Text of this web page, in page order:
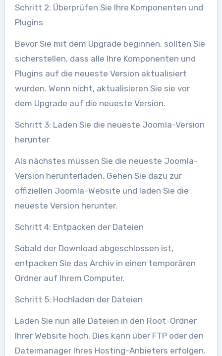
Schritt 2: Überprüfen Sie Ihre Komponenten und
Plugins
Bevor Sie mit dem Upgrade beginnen, sollten Sie
sicherstellen, dass alle Ihre Komponenten und
Plugins auf die neueste Version aktualisiert
wurden. Wenn nicht, aktualisieren Sie sie vor
dem Upgrade auf die neueste Version.
Schritt 3: Laden Sie die neueste Joomla-Version
herunter
Als nächstes müssen Sie die neueste Joomla-
Version herunterladen. Gehen Sie dazu zur
offiziellen Joomla-Website und laden Sie die
neueste Version herunter.
Schritt 4: Entpacken der Dateien
Sobald der Download abgeschlossen ist,
entpacken Sie das Archiv in einen temporären
Ordner auf Ihrem Computer.
Schritt 5: Hochladen der Dateien
Laden Sie nun alle Dateien in den Root-Ordner
Ihrer Website hoch. Dies kann über FTP oder den
Dateimanager Ihres Hosting-Anbieters erfolgen.